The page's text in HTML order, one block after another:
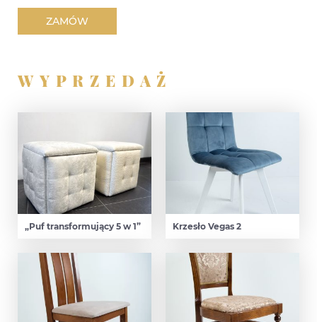
ZAMÓW
WYPRZEDAŻ
„Puf transformujący 5 w 1” Krzesło Vegas 2